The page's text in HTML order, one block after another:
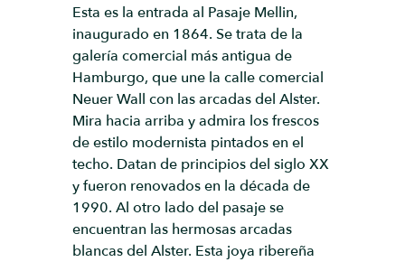
Esta es la entrada al Pasaje Mellin,
inaugurado en 1864. Se trata de la
galería comercial más antigua de
Hamburgo, que une la calle comercial
Neuer Wall con las arcadas del Alster.
Mira hacia arriba y admira los frescos
de estilo modernista pintados en el
techo. Datan de principios del siglo XX
y fueron renovados en la década de
1990. Al otro lado del pasaje se
encuentran las hermosas arcadas
blancas del Alster. Esta joya ribereña